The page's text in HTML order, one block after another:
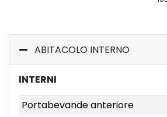
ABITACOLO INTERNO
INTERNI
Portabevande anteriore